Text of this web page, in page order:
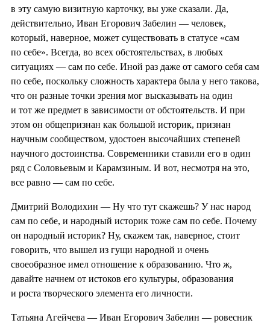
в эту самую визитную карточку, вы уже сказали. Да,
действительно, Иван Егорович Забелин — человек,
который, наверное, может существовать в статусе «сам
по себе». Всегда, во всех обстоятельствах, в любых
ситуациях — сам по себе. Иной раз даже от самого себя сам
по себе, поскольку сложность характера была у него такова,
что он разные точки зрения мог высказывать на один
и тот же предмет в зависимости от обстоятельств. И при
этом он общепризнан как большой историк, признан
научным сообществом, удостоен высочайших степеней
научного достоинства. Современники ставили его в один
ряд с Соловьевым и Карамзиным. И вот, несмотря на это,
все равно — сам по себе.
Дмитрий Володихин — Ну что тут скажешь? У нас народ
сам по себе, и народный историк тоже сам по себе. Почему
он народный историк? Ну, скажем так, наверное, стоит
говорить, что вышел из гущи народной и очень
своеобразное имел отношение к образованию. Что ж,
давайте начнем от истоков его культуры, образования
и роста творческого элемента его личности.
Татьяна Агейчева — Иван Егорович Забелин — ровесник